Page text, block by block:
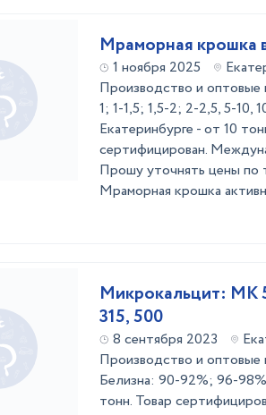
Мраморная крошка
1 ноября 2025
Производство и
1; 1-1,5; 1,5-2; 2-2,5, 5-10,
Екатеринбурге - от 10
сертифицирован.
Прошу уточнять цены по
Мраморная крошка
Микрокальцит: МК
315, 500
8 сентября 2023
Производство и
Белизна: 90-92%; 96-
тонн. Товар